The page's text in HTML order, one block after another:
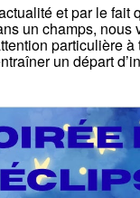
et par le fait
un champs, nous
particulière
un départ